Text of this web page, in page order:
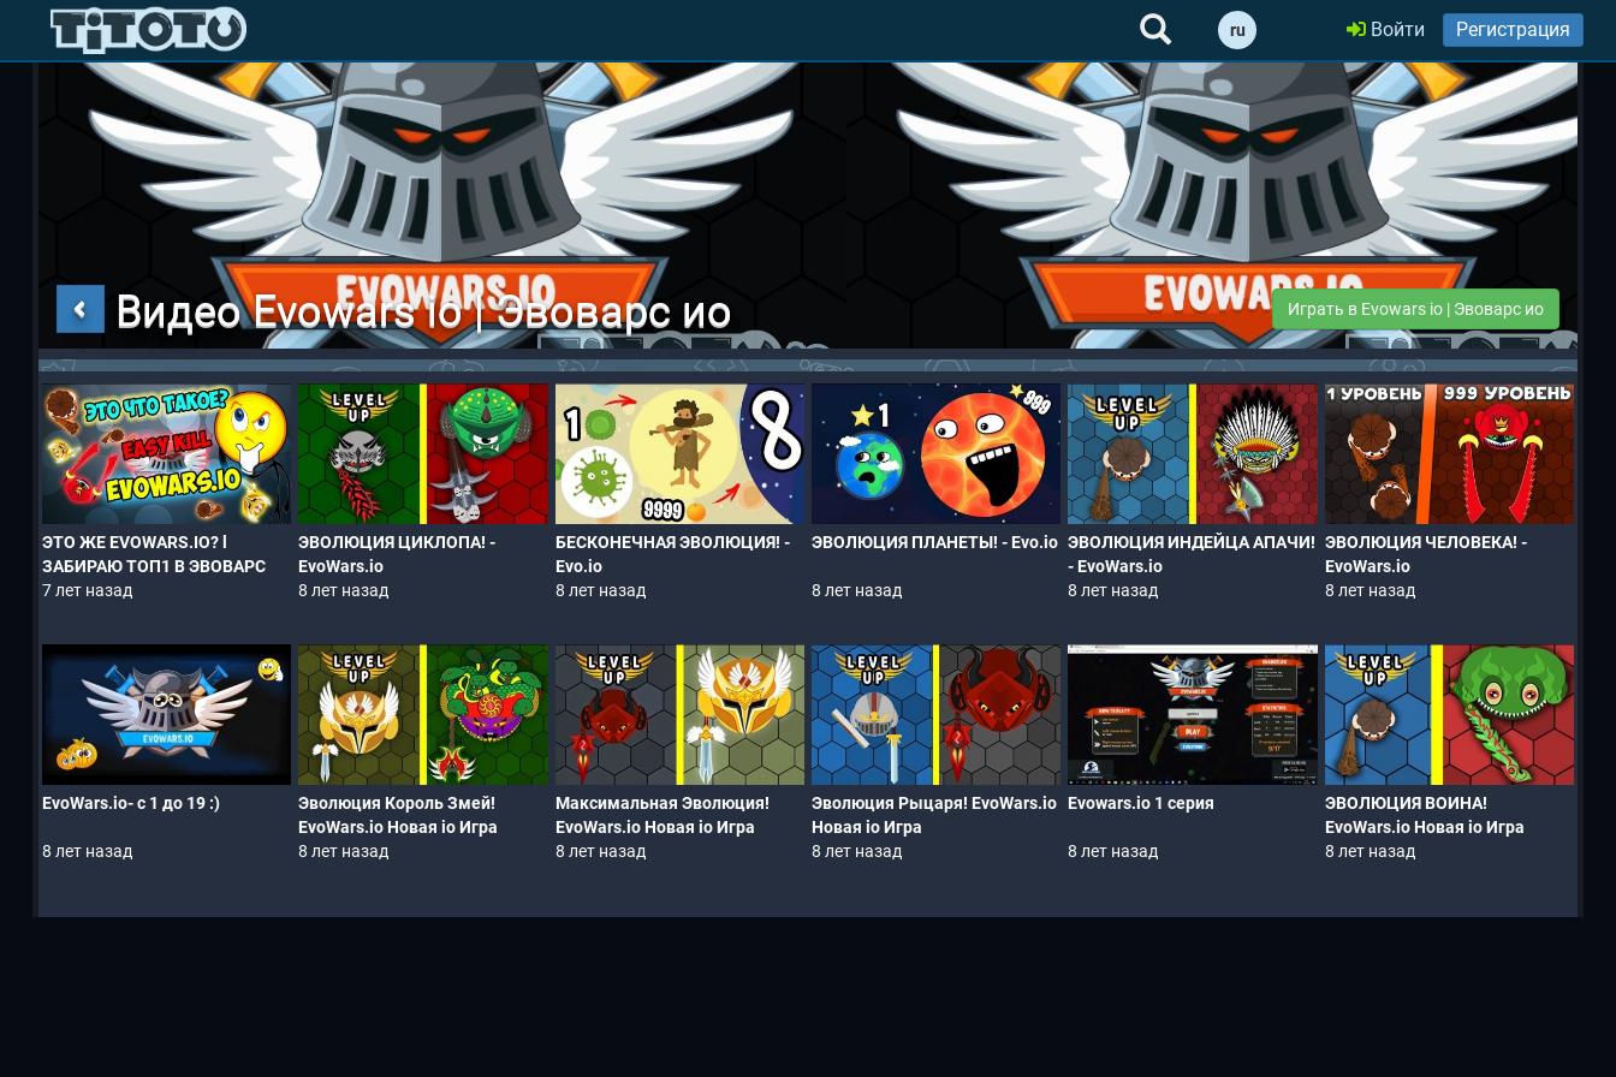
ru Войти Регистрация
Видео Evowars io | Эвоварс ио Играть в Evowars io | Эвоварс ио
ЭТО ЖЕ EVOWARS.IO? l
ЗАБИРАЮ ТОП1 В ЭВОВАРС
ИО
7 лет назад
ЭВОЛЮЦИЯ ЦИКЛОПА! -
EvoWars.io
8 лет назад
БЕСКОНЕЧНАЯ ЭВОЛЮЦИЯ! -
Evo.io
8 лет назад
ЭВОЛЮЦИЯ ПЛАНЕТЫ! - Evo.io
8 лет назад
ЭВОЛЮЦИЯ ИНДЕЙЦА АПАЧИ!
- EvoWars.io
8 лет назад
ЭВОЛЮЦИЯ ЧЕЛОВЕКА! -
EvoWars.io
8 лет назад
EvoWars.io- c 1 до 19 :)
8 лет назад
Эволюция Король Змей!
EvoWars.io Новая io Игра
8 лет назад
Максимальная Эволюция!
EvoWars.io Новая io Игра
8 лет назад
Эволюция Рыцаря! EvoWars.io
Новая io Игра
8 лет назад
Evowars.io 1 серия
8 лет назад
ЭВОЛЮЦИЯ ВОИНА!
EvoWars.io Новая io Игра
8 лет назад